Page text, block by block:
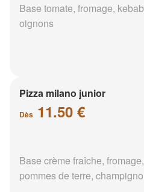
Base tomate, fromage,
oignons
Pizza milano junior
Dès 11.50 €
Base crème fraîche,
pommes de terre,